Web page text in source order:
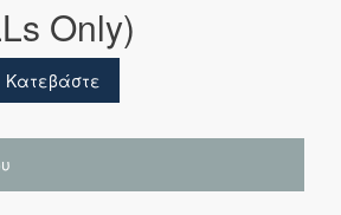
Only)
Κατεβάστε